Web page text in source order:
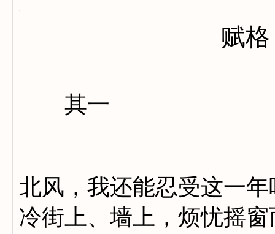
赋格
其一
北风，我还能忍受这一年
冷街上、墙上，烦忧摇窗